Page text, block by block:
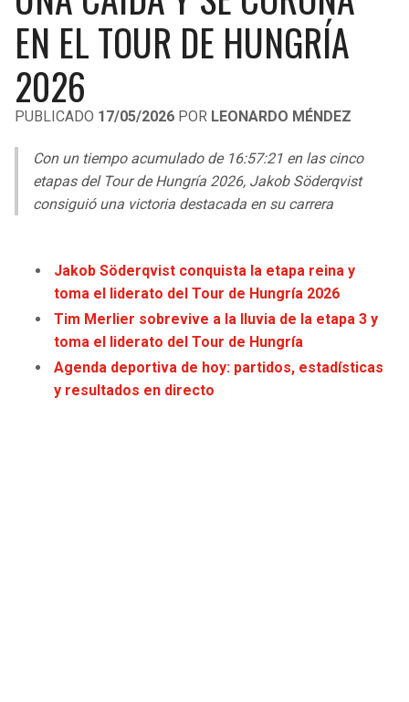
LIGA DE EXPANSIÓN MX
LEAGUES CUP
UEFA EUROPA LEAGUE
UEFA CONFERENCE LEAGUE
MLS
COPA SUDAMERICANA
LIGA BETPLAY
RAIDERS
CHARGERS
BENGALS
COLTS
CAVALIERS
PISTONS
BUCKS
MAGIC
EN EL TOUR DE HUNGRÍA
2026
PUBLICADO 17/05/2026 POR LEONARDO MÉNDEZ
Con un tiempo acumulado de 16:57:21 en las cinco
etapas del Tour de Hungría 2026, Jakob Söderqvist
consiguió una victoria destacada en su carrera
Jakob Söderqvist conquista la etapa reina y
toma el liderato del Tour de Hungría 2026
Tim Merlier sobrevive a la lluvia de la etapa 3 y
toma el liderato del Tour de Hungría
Agenda deportiva de hoy: partidos, estadísticas
y resultados en directo